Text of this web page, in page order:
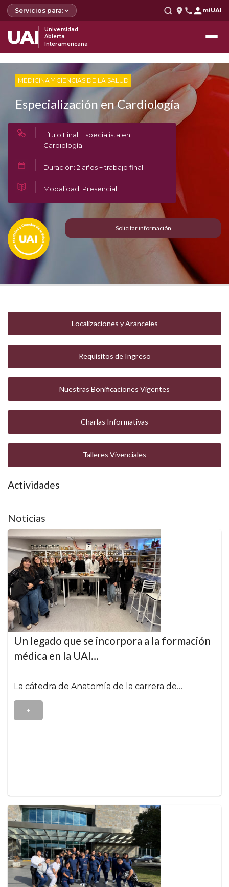
Servicios para: miUAI
UAI
Universidad
Abierta
Interamericana
MEDICINA Y CIENCIAS DE LA SALUD
Especialización en Cardiología
Título Final: Especialista en
Cardiología
Duración: 2 años + trabajo final
Modalidad: Presencial
Solicitar información
Localizaciones y Aranceles
Requisitos de Ingreso
Nuestras Bonificaciones Vigentes
Charlas Informativas
Talleres Vivenciales
Actividades
Noticias
Un legado que se incorpora a la formación
médica en la UAI…
La cátedra de Anatomía de la carrera de…
+